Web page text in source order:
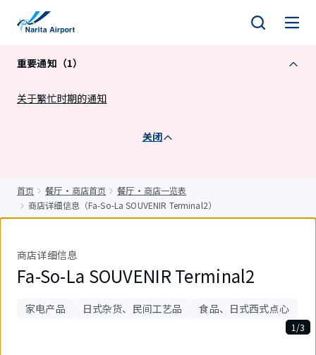
重要通知（1）
关于繁忙时期的通知
关闭
首页 餐厅・商店首页
餐厅・商店一览表
商店详细信息（Fa-So-La SOUVENIR Terminal2）
商店详细信息
Fa-So-La SOUVENIR Terminal2
家电产品 日式杂货、民间工艺品 食品、日式西式点心
1/3